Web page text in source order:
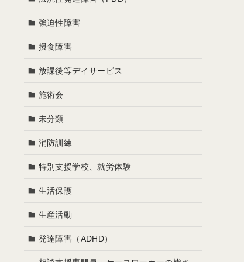
強迫性障害
摂食障害
放課後等デイサービス
施術会
未分類
消防訓練
特別支援学校、就労体験
生活保護
生産活動
発達障害（ADHD）